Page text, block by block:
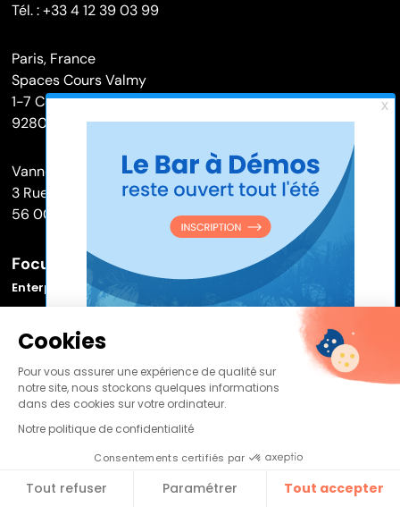
Tél. : +33 4 12 39 03 99
Paris, France
Spaces Cours Valmy
1-7 Cours Valmy, Le Belvédère
92800 Paris
Vannes ( ex Dawizz)
3 Rue Louis de Broglie
56 000 Vannes
Focus sur
Enterprise Service Bus (ESB)
Référentiel de données
Gestion de la relation citoyen
Rendez vos applications Legacy communicantes grâce au
Bus Applicatif
Cookies
Pour vous assurer une expérience de qualité sur
notre site, nous stockons quelques informations
dans des cookies sur votre ordinateur.
Notre politique de confidentialité
Consentements certifiés par
Tout refuser Paramétrer Tout accepter​